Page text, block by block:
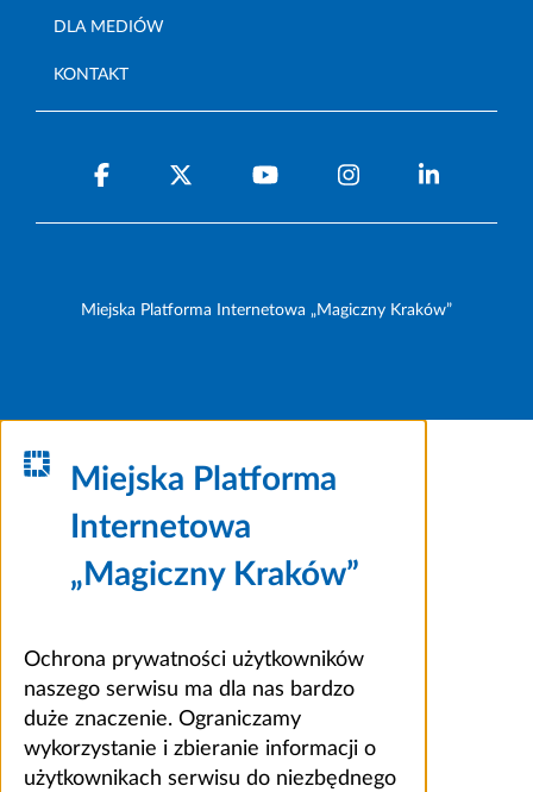
DLA MEDIÓW
KONTAKT
Miejska Platforma Internetowa „Magiczny Kraków”
Miejska Platforma
Internetowa
„Magiczny Kraków”
Ochrona prywatności użytkowników
naszego serwisu ma dla nas bardzo
duże znaczenie. Ograniczamy
wykorzystanie i zbieranie informacji o
użytkownikach serwisu do niezbędnego